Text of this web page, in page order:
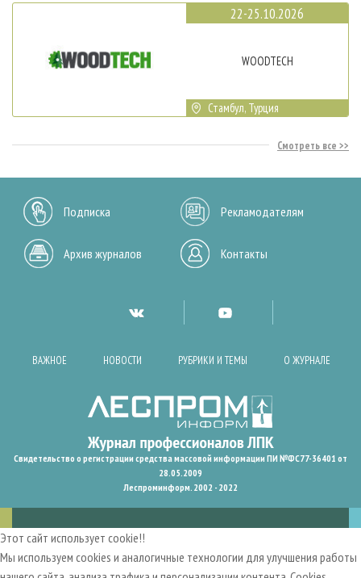
22-25.10.2026
WOODTECH
Стамбул, Турция
Смотреть все
Подписка Рекламодателям
Архив журналов Контакты
ВАЖНОЕ НОВОСТИ РУБРИКИ И ТЕМЫ О ЖУРНАЛЕ
Свидетельство о регистрации средства массовой информации ПИ №ФС77-36401 от
28.05.2009
Леспроминформ. 2002 - 2022
Этот сайт использует cookie!!
Мы используем cookies и аналогичные технологии для улучшения работы